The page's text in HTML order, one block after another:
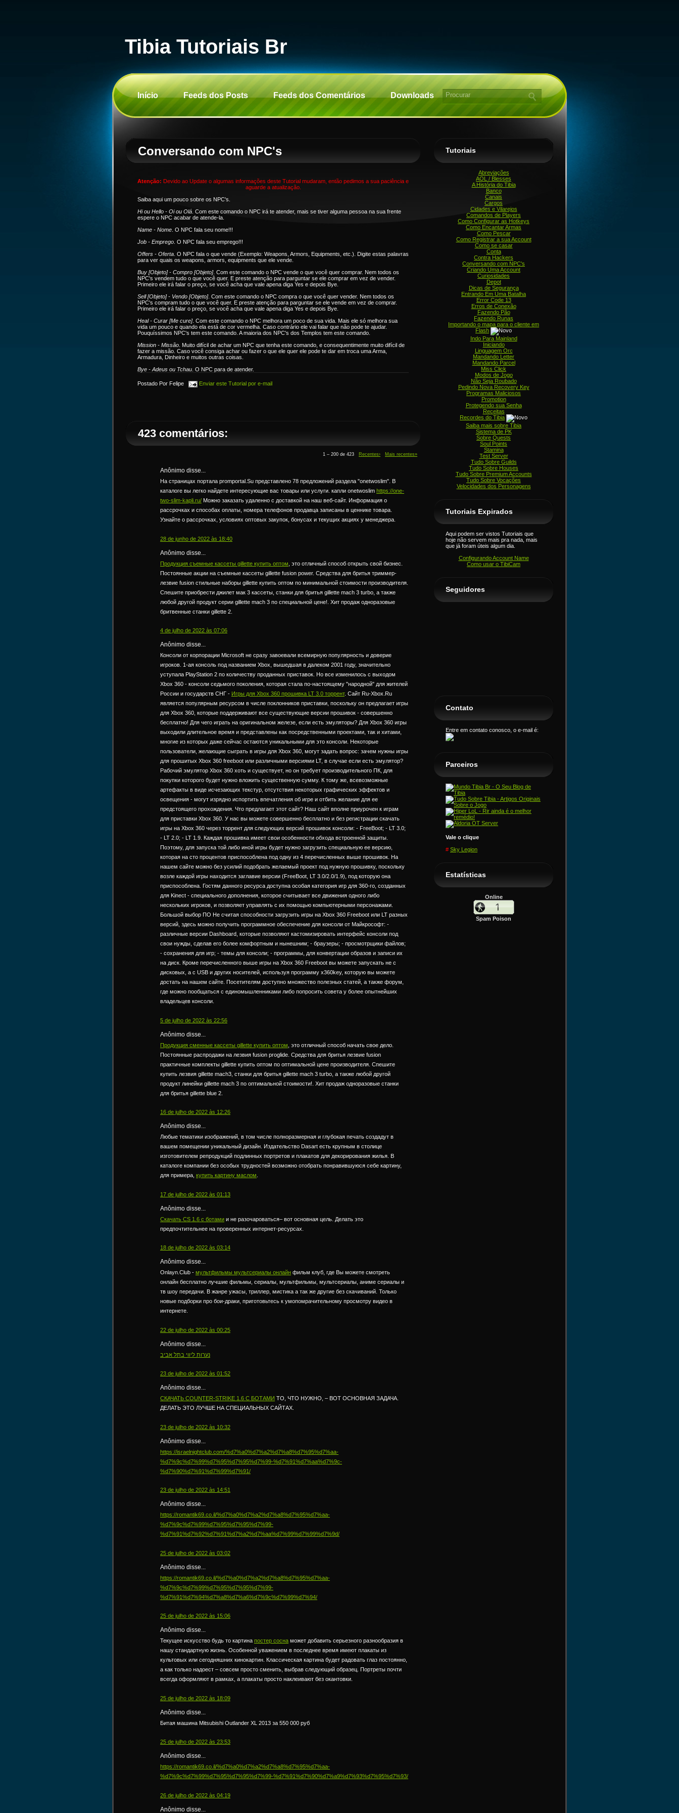
Tibia Tutoriais Br
Início Feeds dos Posts Feeds dos Comentários Downloads
Conversando com NPC's
Atenção: Devido ao Update o algumas informações deste Tutorial mudaram, então pedimos a sua paciência e
aguarde a atualização.
Saiba aqui um pouco sobre os NPC's.
Hi ou Hello - Oi ou Olá . Com este comando o NPC irá te atender, mais se tiver alguma pessoa na sua frente
espere o NPC acabar de atende-la.
Name - Nome . O NPC fala seu nome!!!
Job - Emprego . O NPC fala seu emprego!!!
Offers - Oferta . O NPC fala o que vende (Exemplo: Weapons, Armors, Equipments, etc.). Digite estas palavras
para ver quais os weapons, armors, equipments que ele vende.
Buy [Objeto] - Compro [Objeto]. Com este comando o NPC vende o que você quer comprar. Nem todos os
NPC's vendem tudo o que você quer. E preste atenção para parguntar se ele comprar em vez de vender.
Primeiro ele irá falar o preço, se você acha que vale apena diga Yes e depois Bye.
Sell [Objeto] - Vendo [Objeto]. Com este comando o NPC compra o que você quer vender. Nem todos os
NPC's compram tudo o que você quer. E preste atenção para parguntar se ele vende em vez de comprar.
Primeiro ele irá falar o preço, se você acha que vale apena diga Yes e depois Bye.
Heal - Curar [Me cure]. Com este comando o NPC melhora um poco de sua vida. Mais ele só melhora sua
vida um pouco e quando ela está de cor vermelha. Caso contrário ele vai falar que não pode te ajudar.
Pouquíssimos NPC's tem este comando. A maioria dos NPC's dos Templos tem este comando.
Mission - Missão . Muito difícil de achar um NPC que tenha este comando, e consequentimente muito difícil de
fazer a missão. Caso você consiga achar ou fazer o que ele quer ele pode te dar em troca uma Arma,
Armadura, Dinheiro e muitos outras coisas.
Bye - Adeus ou Tchau . O NPC para de atender.
Postado Por Felipe Enviar este Tutorial por e-mail
423 comentários:
1 – 200 de 423 Recentes› Mais recentes»
Anônimo disse...
На страницах портала promportal.Su представлено 78 предложений раздела "onetwoslim". В
каталоге вы легко найдете интересующие вас товары или услуги. капли onetwoslim https://one-
two-slim-kapli.ru/ Можно заказать удаленно с доставкой на наш веб-сайт. Информация о
рассрочках и способах оплаты, номера телефонов продавца записаны в ценнике товара.
Узнайте о рассрочках, условиях оптовых закупок, бонусах и текущих акциях у менеджера.
28 de junho de 2022 às 18:40
Anônimo disse...
Продукция съемные кассеты gillette купить оптом , это отличный способ открыть свой бизнес.
Постоянные акции на съемные кассеты gillette fusion power. Средства для бритья триммер-
лезвие fusion стильные наборы gillette купить оптом по минимальной стоимости производителя.
Спешите приобрести джилет мак 3 кассеты, станки для бритья gillette mach 3 turbo, а также
любой другой продукт серии gillette mach 3 по специальной цене!. Хит продаж одноразовые
бритвенные станки gillette 2.
4 de julho de 2022 às 07:06
Anônimo disse...
Консоли от корпорации Microsoft не сразу завоевали всемирную популярность и доверие
игроков. 1-ая консоль под названием Xbox, вышедшая в далеком 2001 году, значительно
уступала PlayStation 2 по количеству проданных приставок. Но все изменилось с выходом
Xbox 360 - консоли седьмого поколения, которая стала по-настоящему "народной" для жителей
России и государств СНГ - Игры для Xbox 360 прошивка LT 3.0 торрент. Сайт Ru-Xbox.Ru
является популярным ресурсом в числе поклонников приставки, поскольку он предлагает игры
для Xbox 360, которые поддерживают все существующие версии прошивок - совершенно
бесплатно! Для чего играть на оригинальном железе, если есть эмуляторы? Для Xbox 360 игры
выходили длительное время и представлены как посредственными проектами, так и хитами,
многие из которых даже сейчас остаются уникальными для это консоли. Некоторые
пользователи, желающие сыграть в игры для Xbox 360, могут задать вопрос: зачем нужны игры
для прошитых Xbox 360 freeboot или различными версиями LT, в случае если есть эмулятор?
Рабочий эмулятор Xbox 360 хоть и существует, но он требует производительного ПК, для
покупки которого будет нужно вложить существенную сумму. К тому же, всевозможные
артефакты в виде исчезающих текстур, отсутствия некоторых графических эффектов и
освещения - могут изрядно испортить впечатления об игре и отбить желание для ее
предстоящего прохождения. Что предлагает этот сайт? Наш сайт вполне приурочен к играм
для приставки Xbox 360. У нас вы можете совершенно бесплатно и без регистрации скачать
игры на Xbox 360 через торрент для следующих версий прошивок консоли: - FreeBoot; - LT 3.0;
- LT 2.0; - LT 1.9. Каждая прошивка имеет свои особенности обхода встроенной защиты.
Поэтому, для запуска той либо иной игры будет нужно загрузить специальную ее версию,
которая на сто процентов приспособлена под одну из 4 перечисленных выше прошивок. На
нашем сайте можно без усилий подобрать желаемый проект под нужную прошивку, поскольку
возле каждой игры находится заглавие версии (FreeBoot, LT 3.0/2.0/1.9), под которую она
приспособлена. Гостям данного ресурса доступна особая категория игр для 360-го, созданных
для Kinect - специального дополнения, которое считывает все движения одного либо
нескольких игроков, и позволяет управлять с их помощью компьютерными персонажами.
Большой выбор ПО Не считая способности загрузить игры на Xbox 360 Freeboot или LT разных
версий, здесь можно получить программное обеспечение для консоли от Майкрософт: -
различные версии Dashboard, которые позволяют кастомизировать интерфейс консоли под
свои нужды, сделав его более комфортным и нынешним; - браузеры; - просмотрщики файлов;
- сохранения для игр; - темы для консоли; - программы, для конвертации образов и записи их
на диск. Кроме перечисленного выше игры на Xbox 360 Freeboot вы можете запускать не с
дисковых, а с USB и других носителей, используя программу x360key, которую вы можете
достать на нашем сайте. Посетителям доступно множество полезных статей, а также форум,
где можно пообщаться с единомышленниками либо попросить совета у более опытнейших
владельцев консоли.
5 de julho de 2022 às 22:56
Anônimo disse...
Продукция сменные кассеты gillette купить оптом , это отличный способ начать свое дело.
Постоянные распродажи на лезвия fusion proglide. Средства для бритья лезвие fusion
практичные комплекты gillette купить оптом по оптимальной цене производителя. Спешите
купить лезвия gillette mach3, станки для бритья gillette mach 3 turbo, а также любой другой
продукт линейки gillette mach 3 по оптимальной стоимости!. Хит продаж одноразовые станки
для бритья gillette blue 2.
16 de julho de 2022 às 12:26
Anônimo disse...
Любые тематики изображений, в том числе полноразмерная и глубокая печать создадут в
вашем помещении уникальный дизайн. Издательство Dasart есть крупным в столице
изготовителем репродукций подлинных портретов и плакатов для декорирования жилья. В
каталоге компании без особых трудностей возможно отобрать понравившуюся себе картину,
для примера, купить картину маслом
17 de julho de 2022 às 01:13
Anônimo disse...
Скачать CS 1.6 c ботами и не разочароваться– вот основная цель. Делать это
предпочтительнее на проверенных интернет-ресурсах.
18 de julho de 2022 às 03:14
Anônimo disse...
Onlayn.Club - мультфильмы мультсериалы онлайн фильм клуб, где Вы можете смотреть
онлайн бесплатно лучшие фильмы, сериалы, мультфильмы, мультсериалы, аниме сериалы и
тв шоу передачи. В жанре ужасы, триллер, мистика а так же другие без скачиваний. Только
новые подборки про бои-драки, приготовьтесь к умопомрачительному просмотру видео в
интернете.
22 de julho de 2022 às 00:25
Anônimo disse...
נערות ליווי בתל אביב
23 de julho de 2022 às 01:52
Anônimo disse...
СКАЧАТЬ COUNTER-STRIKE 1.6 C БОТАМИ ТО, ЧТО НУЖНО, – ВОТ ОСНОВНАЯ ЗАДАЧА.
ДЕЛАТЬ ЭТО ЛУЧШЕ НА СПЕЦИАЛЬНЫХ САЙТАХ.
23 de julho de 2022 às 10:32
Anônimo disse...
https://israelnightclub.com/%d7%a0%d7%a2%d7%a8%d7%95%d7%aa-
%d7%9c%d7%99%d7%95%d7%95%d7%99-%d7%91%d7%aa%d7%9c-
%d7%90%d7%91%d7%99%d7%91/
23 de julho de 2022 às 14:51
Anônimo disse...
https://romantik69.co.il/%d7%a0%d7%a2%d7%a8%d7%95%d7%aa-
%d7%9c%d7%99%d7%95%d7%95%d7%99-
%d7%91%d7%92%d7%91%d7%a2%d7%aa%d7%99%d7%99%d7%9d/
25 de julho de 2022 às 03:02
Anônimo disse...
https://romantik69.co.il/%d7%a0%d7%a2%d7%a8%d7%95%d7%aa-
%d7%9c%d7%99%d7%95%d7%95%d7%99-
%d7%91%d7%94%d7%a8%d7%a6%d7%9c%d7%99%d7%94/
25 de julho de 2022 às 15:06
Anônimo disse...
Текущее искусство будь то картина постер сосна может добавить серьезного разнообразия в
нашу стандартную жизнь. Особенной уважением в последнее время имеют плакаты из
культовых или сегодняшних кинокартин. Классическая картина будет радовать глаз постоянно,
а как только надоест – совсем просто сменить, выбрав следующий образец. Портреты почти
всегда оформляют в рамках, а плакаты просто наклеивают без окантовки.
25 de julho de 2022 às 18:09
Anônimo disse...
Битая машина Mitsubishi Outlander XL 2013 за 550 000 руб
25 de julho de 2022 às 23:53
Anônimo disse...
https://romantik69.co.il/%d7%a0%d7%a2%d7%a8%d7%95%d7%aa-
%d7%9c%d7%99%d7%95%d7%95%d7%99-%d7%91%d7%90%d7%a9%d7%93%d7%95%d7%93/
26 de julho de 2022 às 04:19
Anônimo disse...
Tutoriais
Abreviações
AOL / Blesses
A História do Tibia
Banco
Canais
Cargos
Cidades e Vilarejos
Comandos de Players
Como Configurar as Hotkeys
Como Encantar Armas
Como Pescar
Como Registrar a sua Account
Como se casar
Conta
Contra Hackers
Conversando com NPC's
Criando Uma Account
Curiosidades
Depot
Dicas de Segurança
Entrando Em Uma Batalha
Error Code 13
Erros de Conexão
Fazendo Pão
Fazendo Runas
Importando o mapa para o cliente em
Flash
Indo Para Mainland
Iniciando
Linguagem Orc
Mandando Letter
Mandando Parcel
Miss Click
Modos de Jogo
Não Seja Roubado
Pedindo Nova Recovery Key
Programas Maliciosos
Promotion
Protegendo sua Senha
Receitas
Recordes do Tibia
Saiba mais sobre Tibia
Sistema de PK
Sobre Quests
Soul Points
Stamina
Test Server
Tudo Sobre Guilds
Tudo Sobre Houses
Tudo Sobre Premium Accounts
Tudo Sobre Vocações
Velocidades dos Personagens
Tutoriais Expirados
Aqui podem ser vistos Tutoriais que
hoje não servem mais pra nada, mais
que já foram úteis algum dia.
Configurando Account Name
Como usar o TibiCam
Seguidores
Contato
Entre em contato conosco, o e-mail é:
Parceiros
Vale o clique
# Sky Legion
Estatísticas
Online
Spam Poison